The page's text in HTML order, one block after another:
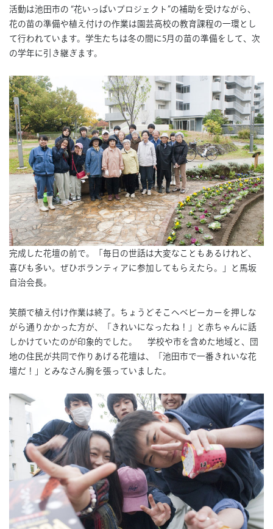
活動は池田市の “花いっぱいプロジェクト”の補助を受けながら、
花の苗の準備や植え付けの作業は園芸高校の教育課程の一環とし
て行われています。学生たちは冬の間に5月の苗の準備をして、次
の学年に引き継ぎます。
完成した花壇の前で。「毎日の世話は大変なこともあるけれど、
喜びも多い。ぜひボランティアに参加してもらえたら。」と馬坂
自治会長。
笑顔で植え付け作業は終了。ちょうどそこへベビーカーを押しな
がら通りかかった方が、「きれいになったね！」と赤ちゃんに話
しかけていたのが印象的でした。 学校や市を含めた地域と、団
地の住民が共同で作りあげる花壇は、「池田市で一番きれいな花
壇だ！」とみなさん胸を張っていました。